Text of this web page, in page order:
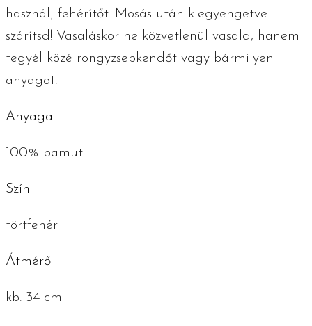
használj fehérítőt. Mosás után kiegyengetve
szárítsd! Vasaláskor ne közvetlenül vasald, hanem
tegyél közé rongyzsebkendőt vagy bármilyen
anyagot.
Anyaga
100% pamut
Szín
törtfehér
Átmérő
kb. 34 cm